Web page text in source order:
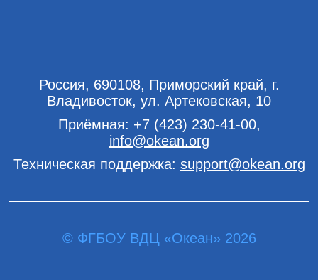
Россия, 690108, Приморский край, г.
Владивосток, ул. Артековская, 10
Приёмная: +7 (423) 230-41-00,
info@okean.org
Техническая поддержка: support@okean.org
© ФГБОУ ВДЦ «Океан» 2026